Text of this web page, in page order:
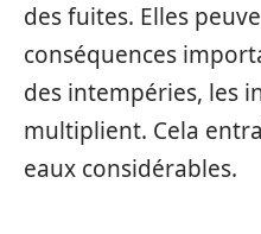
des fuites. Elles
conséquences
des intempéries, les
multiplient. Cela
eaux considérables.